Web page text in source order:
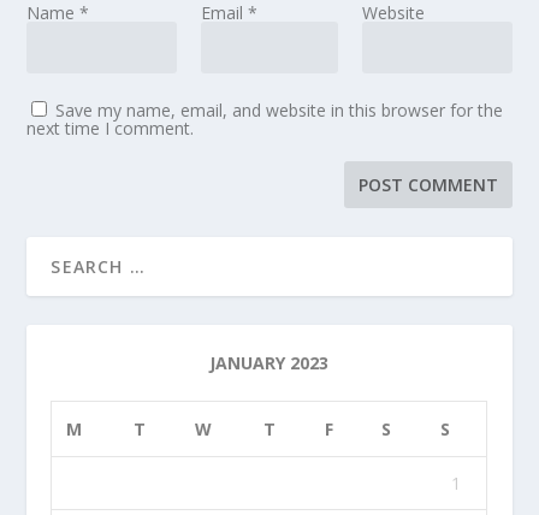
Name* Email * Website
Save my name, email, and website in this browser for the
next time I comment.
JANUARY 2023
M T W T F S S
1